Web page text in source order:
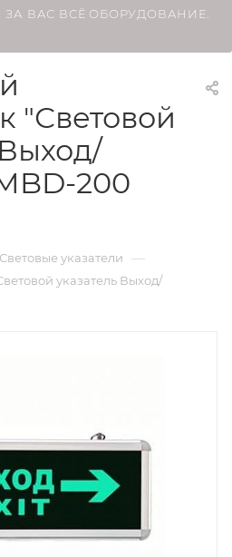
ВАС ВСЁ ОБОРУДОВАНИЕ.
"Световой
200
Световые указатели —
указатель Выход/